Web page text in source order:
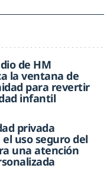
de HM
la ventana de
para revertir
infantil
privada
uso seguro del
una atención